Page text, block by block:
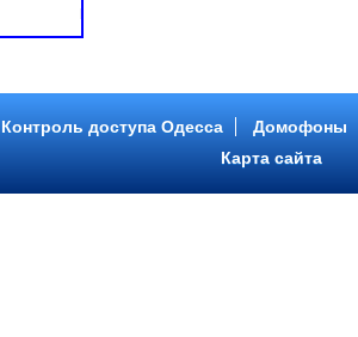
2 TB (SATA III)
Код товара:
2 GB, DDR 3 (1600 MHz) HDD: Seagate 2
Контроль доступа Одесса
Домофоны
Карта сайта